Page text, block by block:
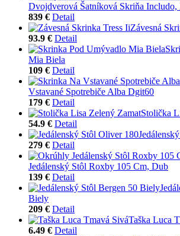
Dvojdverová Šatníková Skriňa Includo,
839 € Detail
Závesná
93.9 € Detail
Mia Biela
109 € Detail
Vstavané Spotrebiče Alba Dgit60
179 € Detail
Stolička
54.9 € Detail
279 € Detail
Jedálenský Stôl Roxby 105 Cm, Dub
139 € Detail
Biely
209 € Detail
Taška Luca
6.49 € Detail